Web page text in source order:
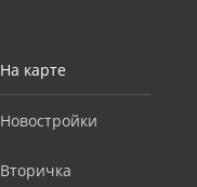
На карте
Новостройки
Вторичка